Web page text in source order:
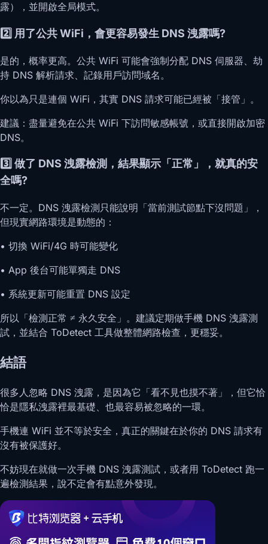
露），並開啟全局模式。
2️⃣ 用了公共 WiFi，會更容易發生 DNS 洩露嗎?
是的，概率更高。公共 WiFi 可能會強制分配 DNS 伺服器、劫
持 DNS 解析請求、記錄用戶訪問域名。
你以為只是連個 WiFi，其實 DNS 請求可能已經被「接管」。
建議：盡量避免在公共 WiFi 下訪問敏感帳號，或直接開啟加密
DNS。
3️⃣ 做了 DNS 洩露檢測，結果顯示「正常」，就真的安
全嗎?
不一定。DNS 洩露檢測只能說明「當前測試節點下沒問題」，
但現實網路環境是動態的：
• 切換 WiFi/4G 時可能變化
• App 後台可能單獨走 DNS
• 系統更新可能重置 DNS 設定
所以「檢測正常 ≠ 永久安全」。建議定期做手機 DNS 洩露測
試，並結合 ToDetect 工具做整體網路檢查，更穩妥。
結語
很多人忽略 DNS 洩露，是因為它「看不見也摸不著」，但它恰
恰是隱私洩露裡最基礎、也最容易被忽略的一環。
手機連 WiFi 並不等於安全，真正的關鍵在於你的 DNS 請求有
沒有被保護好。
不妨現在就做一次手機 DNS 洩露測試，或者用 ToDetect 跑一
遍檢測結果，說不定會有點意外發現。